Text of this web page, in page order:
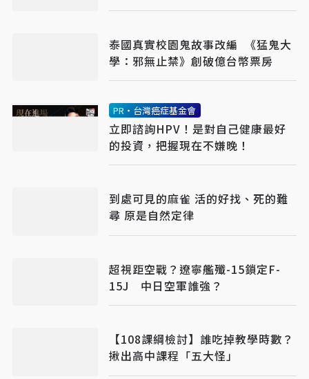
泰國真實校園鬼故事改編 《猛鬼大
學：邪無止禁》創破億台幣票房
PR・台灣癌症基金會
立即諮詢HPV！是對自己健康最好
的投資，把握現在不嫌晚！
到處可見的麻雀 活的好找、死的難
尋 原是自然定律
超視距空戰？遼寧艦殲-15鎖定F-
15J 中日空軍誰強？
【108課綱檢討】誰吃掉教學時數？
揪出高中課程「五大怪」